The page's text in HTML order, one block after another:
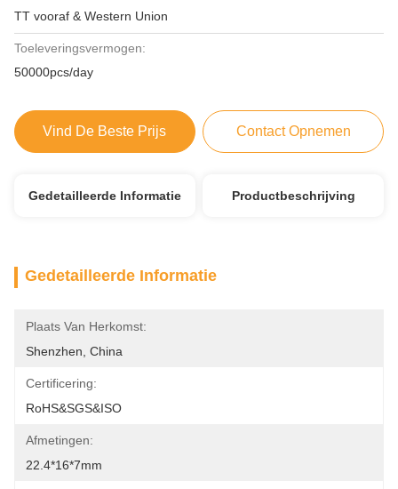
TT vooraf & Western Union
Toeleveringsvermogen:
50000pcs/day
Vind De Beste Prijs Contact Opnemen
Gedetailleerde Informatie Productbeschrijving
Gedetailleerde Informatie
Plaats Van Herkomst:
Shenzhen, China
Certificering:
RoHS&SGS&ISO
Afmetingen:
22.4*16*7mm